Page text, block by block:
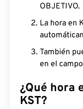
OBJETIVO.
La hora en
También
en el
¿Qué hora
KST?